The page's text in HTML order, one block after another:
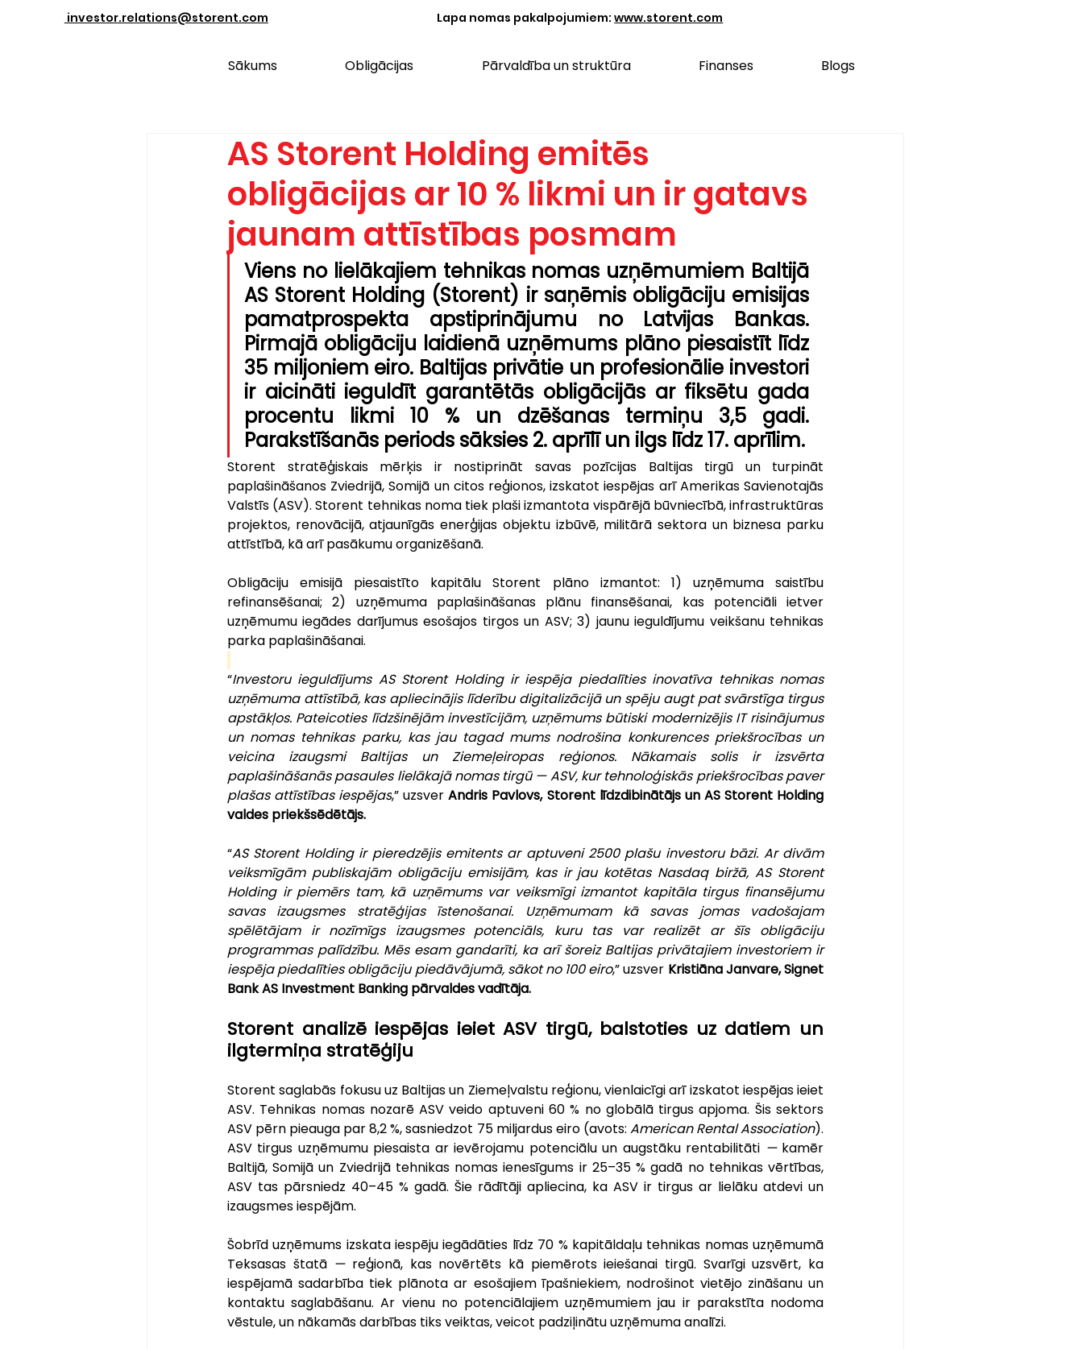
investor.relations@storent.com Lapa nomas pakalpojumiem:www.storent.com
Sākums Obligācijas Pārvaldība un struktūra Finanses Blogs
AS Storent Holding emitēs
obligācijas ar 10 % likmi un ir gatavs
jaunam attīstības posmam
Viens no lielākajiem tehnikas nomas uzņēmumiem Baltijā
AS Storent Holding (Storent) ir saņēmis obligāciju emisijas
pamatprospekta apstiprinājumu no Latvijas Bankas.
Pirmajā obligāciju laidienā uzņēmums plāno piesaistīt līdz
35 miljoniem eiro. Baltijas privātie un profesionālie investori
ir aicināti ieguldīt garantētās obligācijās ar fiksētu gada
procentu likmi 10 % un dzēšanas termiņu 3,5 gadi.
Parakstīšanās periods sāksies 2. aprīlī un ilgs līdz 17. aprīlim.
Storent stratēģiskais mērķis ir nostiprināt savas pozīcijas Baltijas tirgū un turpināt
paplašināšanos Zviedrijā, Somijā un citos reģionos, izskatot iespējas arī Amerikas Savienotajās
Valstīs (ASV). Storent tehnikas noma tiek plaši izmantota vispārējā būvniecībā, infrastruktūras
projektos, renovācijā, atjaunīgās enerģijas objektu izbūvē, militārā sektora un biznesa parku
attīstībā, kā arī pasākumu organizēšanā.
Obligāciju emisijā piesaistīto kapitālu Storent plāno izmantot: 1) uzņēmuma saistību
refinansēšanai; 2) uzņēmuma paplašināšanas plānu finansēšanai, kas potenciāli ietver
uzņēmumu iegādes darījumus esošajos tirgos un ASV; 3) jaunu ieguldījumu veikšanu tehnikas
parka paplašināšanai.
“Investoru ieguldījums AS Storent Holding ir iespēja piedalīties inovatīva tehnikas nomas
uzņēmuma attīstībā, kas apliecinājis līderību digitalizācijā un spēju augt pat svārstīga tirgus
apstākļos. Pateicoties līdzšinējām investīcijām, uzņēmums būtiski modernizējis IT risinājumus
un nomas tehnikas parku, kas jau tagad mums nodrošina konkurences priekšrocības un
veicina izaugsmi Baltijas un Ziemeļeiropas reģionos. Nākamais solis ir izsvērta
paplašināšanās pasaules lielākajā nomas tirgū — ASV, kur tehnoloģiskās priekšrocības paver
plašas attīstības iespējas,” uzsver Andris Pavlovs, Storent līdzdibinātājs un AS Storent Holding
valdes priekšsēdētājs.
“AS Storent Holding ir pieredzējis emitents ar aptuveni 2500 plašu investoru bāzi. Ar divām
veiksmīgām publiskajām obligāciju emisijām, kas ir jau kotētas Nasdaq biržā, AS Storent
Holding ir piemērs tam, kā uzņēmums var veiksmīgi izmantot kapitāla tirgus finansējumu
savas izaugsmes stratēģijas īstenošanai. Uzņēmumam kā savas jomas vadošajam
spēlētājam ir nozīmīgs izaugsmes potenciāls, kuru tas var realizēt ar šīs obligāciju
programmas palīdzību. Mēs esam gandarīti, ka arī šoreiz Baltijas privātajiem investoriem ir
iespēja piedalīties obligāciju piedāvājumā, sākot no 100 eiro,” uzsver Kristiāna Janvare, Signet
Bank AS Investment Banking pārvaldes vadītāja.
Storent analizē iespējas ieiet ASV tirgū, balstoties uz datiem un
ilgtermiņa stratēģiju
Storent saglabās fokusu uz Baltijas un Ziemeļvalstu reģionu, vienlaicīgi arī izskatot iespējas ieiet
ASV. Tehnikas nomas nozarē ASV veido aptuveni 60 % no globālā tirgus apjoma. Šis sektors
ASV pērn pieauga par 8,2 %, sasniedzot 75 miljardus eiro (avots: American Rental Association).
ASV tirgus uzņēmumu piesaista ar ievērojamu potenciālu un augstāku rentabilitāti — kamēr
Baltijā, Somijā un Zviedrijā tehnikas nomas ienesīgums ir 25–35 % gadā no tehnikas vērtības,
ASV tas pārsniedz 40–45 % gadā. Šie rādītāji apliecina, ka ASV ir tirgus ar lielāku atdevi un
izaugsmes iespējām.
Šobrīd uzņēmums izskata iespēju iegādāties līdz 70 % kapitāldaļu tehnikas nomas uzņēmumā
Teksasas štatā — reģionā, kas novērtēts kā piemērots ieiešanai tirgū. Svarīgi uzsvērt, ka
iespējamā sadarbība tiek plānota ar esošajiem īpašniekiem, nodrošinot vietējo zināšanu un
kontaktu saglabāšanu. Ar vienu no potenciālajiem uzņēmumiem jau ir parakstīta nodoma
vēstule, un nākamās darbības tiks veiktas, veicot padziļinātu uzņēmuma analīzi.